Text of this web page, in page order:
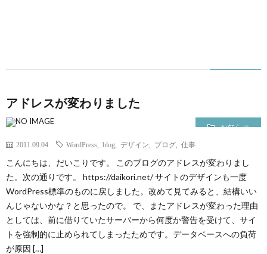
アドレスが変わりました
お知らせ
2011.09.04 WordPress blog デザイン ブログ 仕事
こんにちは、だいこりです。 このブログのアドレスが変わりまし
た。次の通りです。 https://daikori.net/ サイトのデザインも一度
WordPress標準のものに戻しました。改めて見てみると、結構いい
んじゃないかな？と思ったので。 で、またアドレスが変わった理由
としては、前に借りていたサーバーから何度か警告を受けて、サイ
トを強制的に止められてしまったためです。データベースへの負荷
が原因 […]